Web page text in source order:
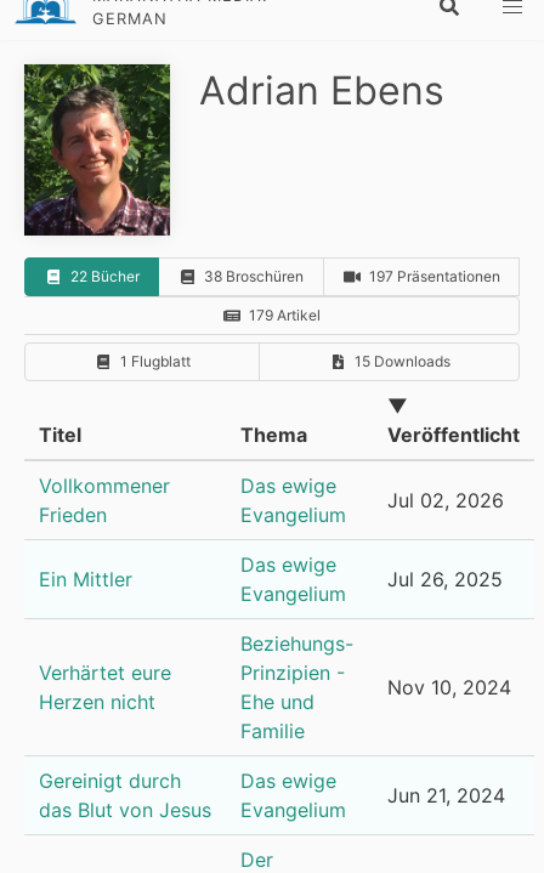
GERMAN
Adrian Ebens
22 Bücher 38 Broschüren 197 Präsentationen
179 Artikel
1 Flugblatt 15 Downloads
Titel Thema
▼
Veröffentlicht
Vollkommener
Frieden
Das ewige
Evangelium
Jul 02, 2026
Ein Mittler
Das ewige
Evangelium
Jul 26, 2025
Verhärtet eure
Herzen nicht
Beziehungs-
Prinzipien -
Ehe und
Familie
Nov 10, 2024
Gereinigt durch
das Blut von Jesus
Das ewige
Evangelium
Jun 21, 2024
Der